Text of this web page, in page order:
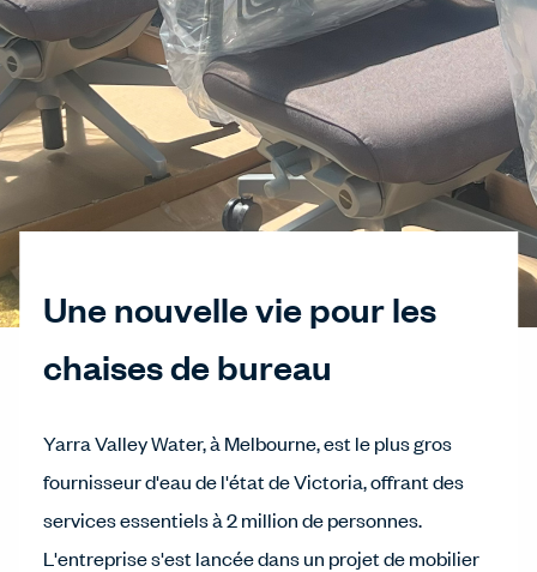
Une nouvelle vie pour les
chaises de bureau
Yarra Valley Water, à Melbourne, est le plus gros
fournisseur d'eau de l'état de Victoria, offrant des
services essentiels à 2 million de personnes.
L'entreprise s'est lancée dans un projet de mobilier